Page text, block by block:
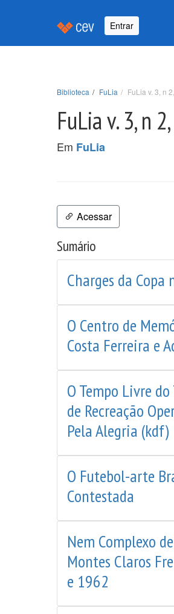
Entrar
Biblioteca FuLia FuLia v. 3, n
FuLia v. 3, n
Em FuLia
Acessar
Sumário
Charges da
O Centro de
Costa Ferreira e
O Tempo Livre
de Recreação
Pela Alegria (kdf)
O Futebol-arte
Contestada
Nem Complexo
Montes Claros
e 1962